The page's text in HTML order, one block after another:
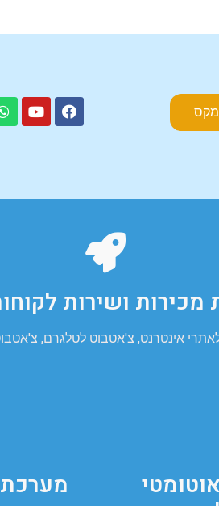
מקס
מכירות ושירות
אינטרנט, צ'אטבוט לטלגרם,
מערכת